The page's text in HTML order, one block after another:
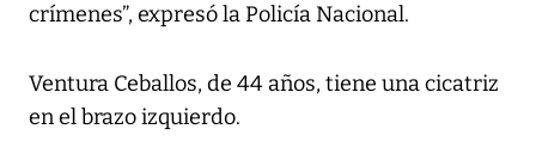
crímenes”, expresó la Policía Nacional.
Ventura Ceballos, de 44 años, tiene una cicatriz
en el brazo izquierdo.